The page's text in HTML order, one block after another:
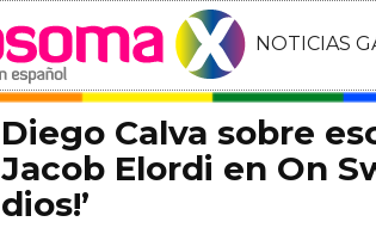
NOTICIAS
Diego Calva sobre
Jacob Elordi en On
dios!’